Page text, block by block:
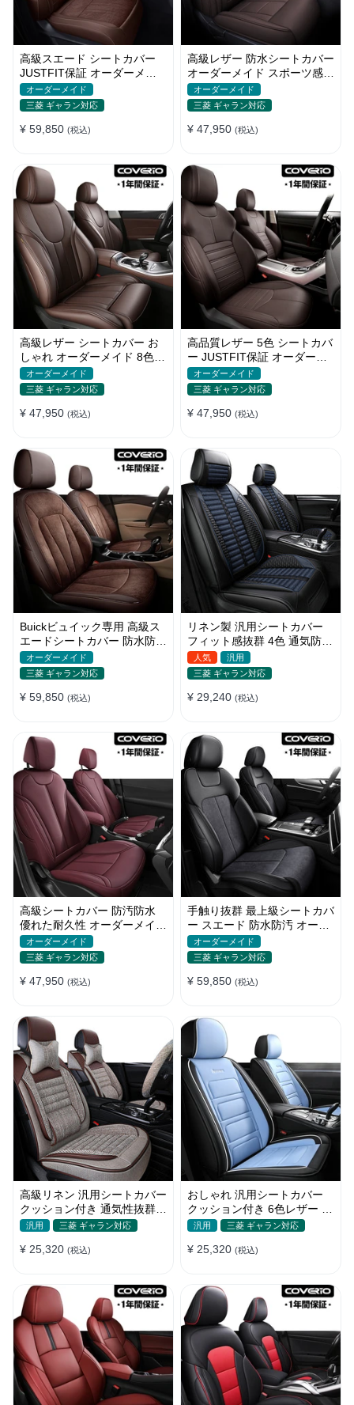
高級スエード シートカバー
JUSTFIT保証 オーダーメイ
ド 6色 防汚防水 オシャレ 全
席
オーダーメイド
三菱 ギャラン対応
¥ 59,850 (税込)
高級レザー 防水シートカバー
オーダーメイド スポーツ感
通気性 耐久性 3色 全席セッ
ト
オーダーメイド
三菱 ギャラン対応
¥ 47,950 (税込)
高級レザー シートカバー お
しゃれ オーダーメイド 8色
通気防水 耐摩耗性 全席セッ
ト
オーダーメイド
三菱 ギャラン対応
¥ 47,950 (税込)
高品質レザー 5色 シートカバ
ー JUSTFIT保証 オーダーメ
イド 防汚防水 優れた耐久性
オーダーメイド
三菱 ギャラン対応
¥ 47,950 (税込)
Buickビュイック専用 高級ス
エードシートカバー 防水防汚
手触り抜群 4色 オーダーメイ
ド
オーダーメイド
三菱 ギャラン対応
¥ 59,850 (税込)
リネン製 汎用シートカバー
フィット感抜群 4色 通気防水
耐摩耗性 軽/普自動車 SUV
人気
汎用
三菱 ギャラン対応
¥ 29,240 (税込)
高級シートカバー 防汚防水
優れた耐久性 オーダーメイド
オーダーメイド
三菱 ギャラン対応
¥ 47,950 (税込)
手触り抜群 最上級シートカバ
ー スエード 防水防汚 オーダ
ーメイド おしゃれ 全席セッ
ト
オーダーメイド
三菱 ギャラン対応
¥ 59,850 (税込)
高級リネン 汎用シートカバー
クッション付き 通気性抜群
接触冷感 軽/普自動車
汎用 三菱 ギャラン対応
¥ 25,320 (税込)
おしゃれ 汎用シートカバー
クッション付き 6色レザー 防
水防汚 耐久性 軽/普自動車
汎用 三菱 ギャラン対応
¥ 25,320 (税込)